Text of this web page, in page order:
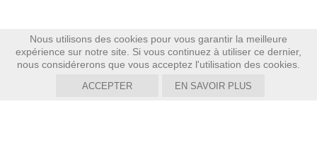
Nous utilisons des cookies pour vous garantir la meilleure
expérience sur notre site. Si vous continuez à utiliser ce dernier,
nous considérerons que vous acceptez l'utilisation des cookies.
ACCEPTER EN SAVOIR PLUS